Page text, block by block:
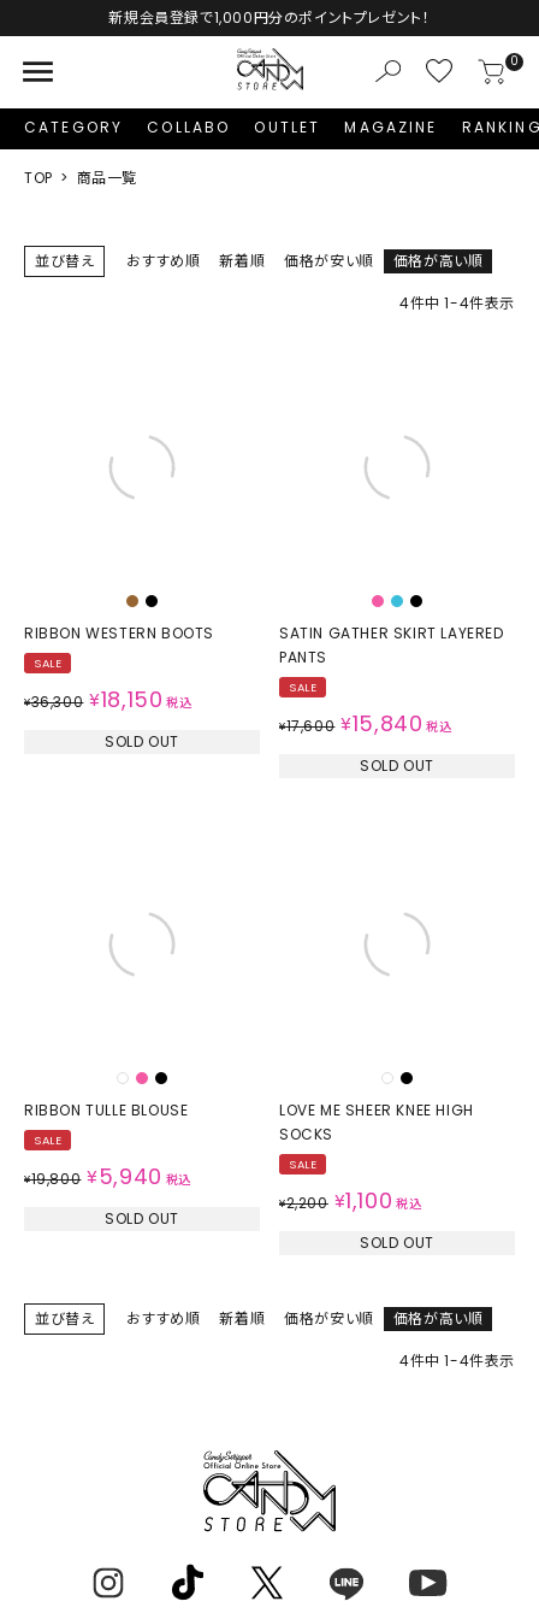
新規会員登録で1,000円分のポイントプレゼント！
menu 0
CATEGORY COLLABO OUTLET MAGAZINE
TOP 商品一覧
並び替え おすすめ順 新着順 価格が安い順 価格が高い順
4件中 1-4件表示
RIBBON WESTERN BOOTS
SALE
¥36,300 ¥18,150 税込
SOLD OUT
SATIN GATHER SKIRT LAYERED
PANTS
SALE
¥17,600 ¥15,840 税込
SOLD OUT
RIBBON TULLE BLOUSE
SALE
¥19,800 ¥ 5,940 税込
SOLD OUT
LOVE ME SHEER KNEE HIGH
SOCKS
SALE
¥2,200 ¥1,100 税込
SOLD OUT
並び替え おすすめ順 新着順 価格が安い順 価格が高い順
4件中 1-4件表示